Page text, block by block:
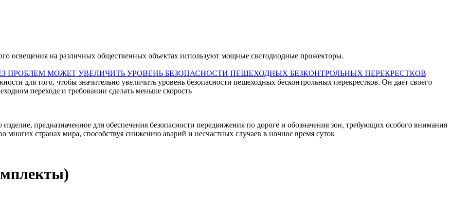
освещения на различных общественных объектах используют мощные светодиодные прожекторы.
ПРОБЛЕМ МОЖЕТ УВЕЛИЧИТЬ УРОВЕНЬ БЕЗОПАСНОСТИ ПЕШЕХОДНЫХ БЕЗКОНТРОЛЬНЫХ ПЕРЕКРЕСТКОВ
для того, чтобы значительно увеличить уровень безопасности пешеходных бесконтрольных перекрестков. Он дает своего
переходе и требовании сделать меньше скорость
предназначенное для обеспечения безопасности передвижения по дороге и обозначения зон, требующих особого внимания
многих странах мира, способствуя снижению аварий и несчастных случаев в ночное время суток